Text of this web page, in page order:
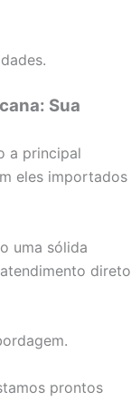
Sua
a principal
eles importados
uma sólida
direto
prontos